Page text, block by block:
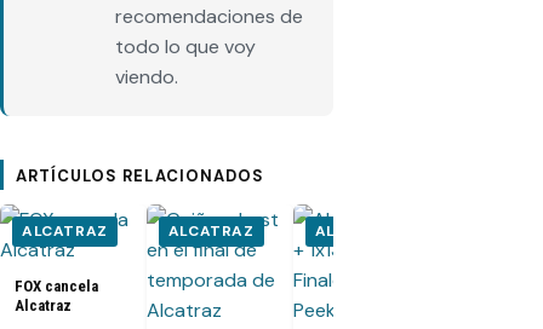
recomendaciones de
todo lo que voy
viendo.
ARTÍCULOS RELACIONADOS
ALCATRAZ
FOX cancela
Alcatraz
ALCATRAZ ALCATRAZ